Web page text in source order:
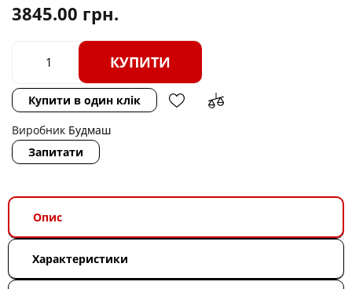
3845.00 грн.
КУПИТИ
Купити в один клік
Виробник Будмаш
Запитати
Опис
Характеристики